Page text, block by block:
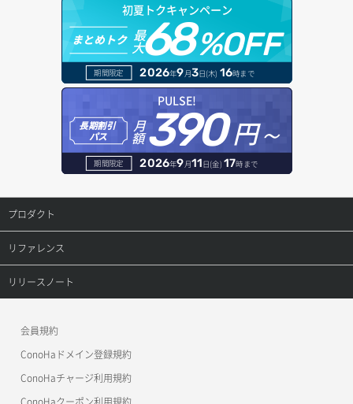
ボリュームアタッチ
ボリュームデタッチ
ヘルスモニタ一覧取得
ヘルスモニタ作成
ヘルスモニタ削除
ヘルスモニタ更新
ヘルスモニタ詳細取得
メンバー更新
メンバー詳細取得
メンバー追加
リスナー作成
オブジェクトダウンロード
オブジェクトバージョン管理
オブジェクト一覧取得
オブジェクト削除
オブジェクト削除予約
オブジェクト複製
オブジェクト詳細取得
コンテナ一覧取得
コンテナ作成
コンテナ削除
ドメイン情報登録
ドメイン詳細取得
レコード一覧取得
レコード作成
レコード更新
レコード詳細取得
初夏トクキャンペーン
まとめトク 最
大68%OFF
期間限定 2026年9月3日(木) 16時まで
PULSE!
長期割引
パス
月
額390円～
期間限定 2026年9月11日(金) 17時まで
プロダクト
プロダクトトップ
ConoHa VPS(Ver.3.0)
ConoHa for GAME
リファレンス
リファレンストップ
OpenStack CLI
リリースノート
会員規約
ConoHaドメイン登録規約
ConoHaチャージ利用規約